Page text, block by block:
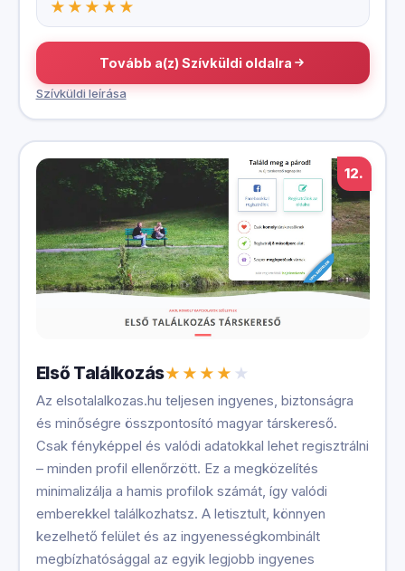
Tovább a(z) Szívküldi oldalra
Szívküldi leírása
12.
Első Találkozás
Az elsotalalkozas.hu teljesen ingyenes, biztonságra
és minőségre összpontosító magyar társkereső.
Csak fényképpel és valódi adatokkal lehet regisztrálni
– minden profil ellenőrzött. Ez a megközelítés
minimalizálja a hamis profilok számát, így valódi
emberekkel találkozhatsz. A letisztult, könnyen
kezelhető felület és az ingyenességkombinált
megbízhatósággal az egyik legjobb ingyenes